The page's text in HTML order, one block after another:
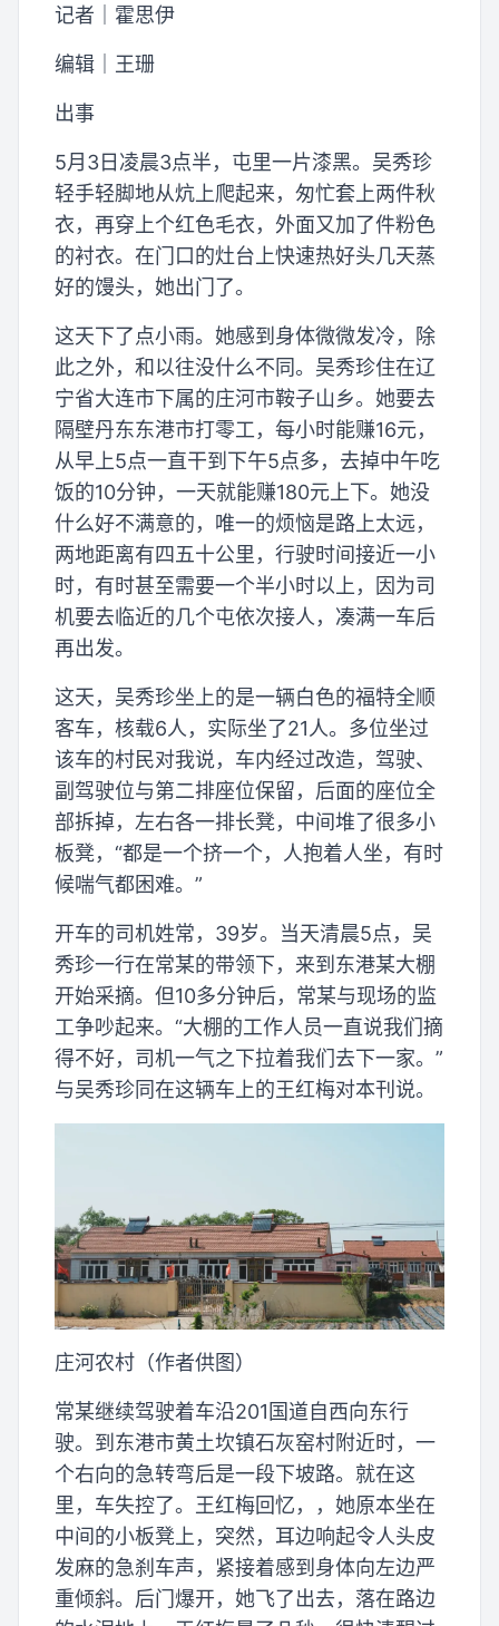
记者｜霍思伊
编辑｜王珊
出事
5月3日凌晨3点半，屯里一片漆黑。吴秀珍
轻手轻脚地从炕上爬起来，匆忙套上两件秋
衣，再穿上个红色毛衣，外面又加了件粉色
的衬衣。在门口的灶台上快速热好头几天蒸
好的馒头，她出门了。
这天下了点小雨。她感到身体微微发冷，除
此之外，和以往没什么不同。吴秀珍住在辽
宁省大连市下属的庄河市鞍子山乡。她要去
隔壁丹东东港市打零工，每小时能赚16元，
从早上5点一直干到下午5点多，去掉中午吃
饭的10分钟，一天就能赚180元上下。她没
什么好不满意的，唯一的烦恼是路上太远，
两地距离有四五十公里，行驶时间接近一小
时，有时甚至需要一个半小时以上，因为司
机要去临近的几个屯依次接人，凑满一车后
再出发。
这天，吴秀珍坐上的是一辆白色的福特全顺
客车，核载6人，实际坐了21人。多位坐过
该车的村民对我说，车内经过改造，驾驶、
副驾驶位与第二排座位保留，后面的座位全
部拆掉，左右各一排长凳，中间堆了很多小
板凳，“都是一个挤一个，人抱着人坐，有时
候喘气都困难。”
开车的司机姓常，39岁。当天清晨5点，吴
秀珍一行在常某的带领下，来到东港某大棚
开始采摘。但10多分钟后，常某与现场的监
工争吵起来。“大棚的工作人员一直说我们摘
得不好，司机一气之下拉着我们去下一家。”
与吴秀珍同在这辆车上的王红梅对本刊说。
庄河农村（作者供图）
常某继续驾驶着车沿201国道自西向东行
驶。到东港市黄土坎镇石灰窑村附近时，一
个右向的急转弯后是一段下坡路。就在这
里，车失控了。王红梅回忆，，她原本坐在
中间的小板凳上，突然，耳边响起令人头皮
发麻的急刹车声，紧接着感到身体向左边严
重倾斜。后门爆开，她飞了出去，落在路边